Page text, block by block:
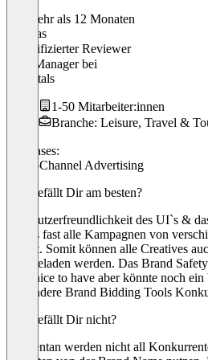
Vor mehr als 12 Monaten
Mathias
Verifizierter Reviewer
SEA Managerbei
carrentals
1-50 Mitarbeiter:innen
Branche: Leisure, Travel &
Use cases:
Cross-Channel Advertising
Was gefällt Dir am besten?
Die Nutzerfreundlichkeit des UI`s &
heraus fast alle Kampagnen von
kannst. Somit können alle Creatives
hochgeladen werden. Das Brand
auch nice to have aber könnte noch
den andere Brand Bidding Tools
Was gefällt Dir nicht?
Momentan werden nicht all